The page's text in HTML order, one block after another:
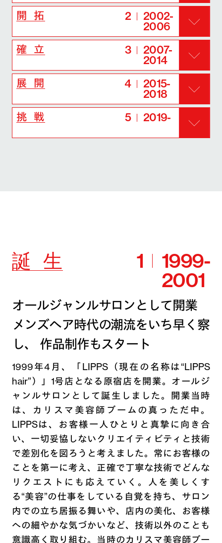
開 拓 2
2002-
2006
確 立 3
2007-
2014
展 開 4
2015-
2018
挑 戦 5 2019-
誕 生 1 1999-
2001
オールジャンルサロンとして開業
メンズヘア時代の潮流をいち早く察
し、
作品制作もスタート
1999年4月、「LIPPS（現在の名称は“LIPPS
hair”）」1号店となる原宿店を開業。オールジ
ャンルサロンとして誕生しました。開業当時
は、カリスマ美容師ブームの真っただ中。
LIPPSは、お客様一人ひとりと真摯に向き合
い、一切妥協しないクリエイティビティと技術
で差別化を図ろうと考えました。常にお客様の
ことを第一に考え、正確で丁寧な技術でどんな
リクエストにも応えていく。人を美しくす
る“美容”の仕事をしている自覚を持ち、サロン
内での立ち居振る舞いや、店内の美化、お客様
への細やかな気づかいなど、技術以外のことも
意識高く取り組む。当時のカリスマ美容師ブー